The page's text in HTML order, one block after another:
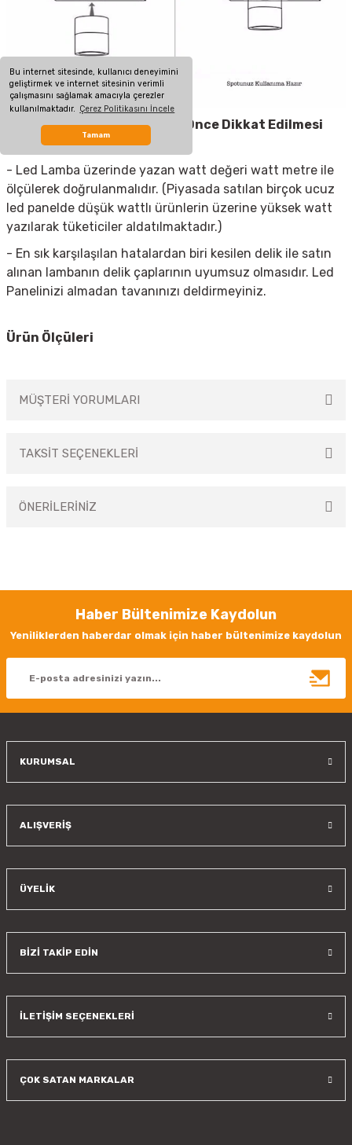
Bu internet sitesinde, kullanıcı deneyimini
geliştirmek ve internet sitesinin verimli
çalışmasını sağlamak amacıyla çerezler
kullanılmaktadır. Çerez Politikasını İncele
Tamam
Led Spot ArmatürAlmadan Önce Dikkat Edilmesi
Gerekenler
- Led Lamba üzerinde yazan watt değeri watt metre ile
ölçülerek doğrulanmalıdır. (Piyasada satılan birçok ucuz
led panelde düşük wattlı ürünlerin üzerine yüksek watt
yazılarak tüketiciler aldatılmaktadır.)
- En sık karşılaşılan hatalardan biri kesilen delik ile satın
alınan lambanın delik çaplarının uyumsuz olmasıdır. Led
Panelinizi almadan tavanınızı deldirmeyiniz.
Ürün Ölçüleri
MÜŞTERİ YORUMLARI
TAKSİT SEÇENEKLERİ
ÖNERİLERİNİZ
Görüş ve önerileriniz için teşekkür ederiz.
Ürün resmi kalitesiz, bozuk veya görüntülenemiyor.
Ürün bilgilerinde hatalar bulunuyor.
Haber Bültenimize Kaydolun
Yeniliklerden haberdar olmak için haber bültenimize kaydolun
KURUMSAL
ALIŞVERİŞ
ÜYELİK
BİZİ TAKİP EDİN
İLETİŞİM SEÇENEKLERİ
ÇOK SATAN MARKALAR